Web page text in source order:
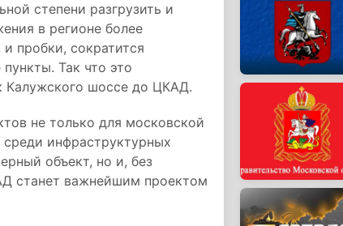
степени разгрузить и
в регионе более
пробки, сократится
Так что это
Калужского шоссе до ЦКАД.
не только для московской
инфраструктурных
объект, но и, без
станет важнейшим проектом